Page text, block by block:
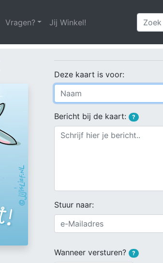
Vragen? Jij Winkel!
Deze kaart is voor:
Bericht bij de kaart: ?
Stuur naar:
Wanneer versturen?
?